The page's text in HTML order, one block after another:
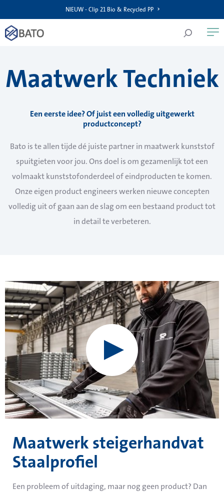
NIEUW - Clip 21 Bio & Recycled PP
Maatwerk Techniek
Een eerste idee? Of juist een volledig uitgewerkt
productconcept?
Bato is te allen tijde dé juiste partner in maatwerk kunststof
spuitgieten voor jou. Ons doel is om gezamenlijk tot een
volmaakt kunststofonderdeel of eindproducten te komen.
Onze eigen product engineers werken nieuwe concepten
volledig uit of gaan aan de slag om een bestaand product tot
in detail te verbeteren.
Maatwerk steigerhandvat
Staalprofiel
Een probleem of uitdaging, maar nog geen product? Dan